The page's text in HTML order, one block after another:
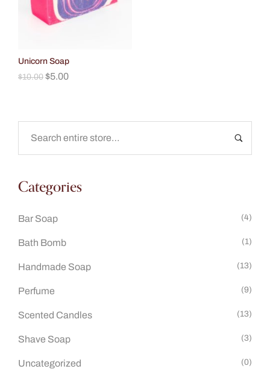
Categories
Bar Soap (4)
Bath Bomb (1)
Handmade Soap (13)
Perfume (9)
Scented Candles (13)
Shave Soap (3)
Uncategorized (0)
Unicorn Soap
$10.00 $5.00